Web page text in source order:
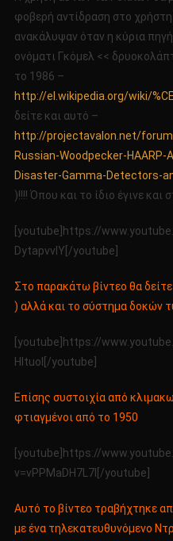
φοβερή αντίδραση στο
ανακάλυψαν όταν η κύρια
ονόματι Γκόμελ <<
το 1986 –
http://el.wikipedia.org/wiki/
δείτε και αυτό –
http://projectavalon.net/
Russian-Woodpecker-
Disaster-Gamma-Detectors-
)!!!! Όπου και το ίδιο έγινε
[youtube]https://
DytapvvlY[/youtube]
Στο παρακάτω βίντεο θα
) αλλά και το σύστημα δοκών
[youtube]https://
HItuoI[/youtube]
Επίσης συστοιχία από
φτιαγμένοι από το 1950
[youtube]https://
v=vPPMaDH7L7I[/youtube]
Αυτό το βίντεο τραβήχτηκε
με ένα τηλεκατευθυνόμενο